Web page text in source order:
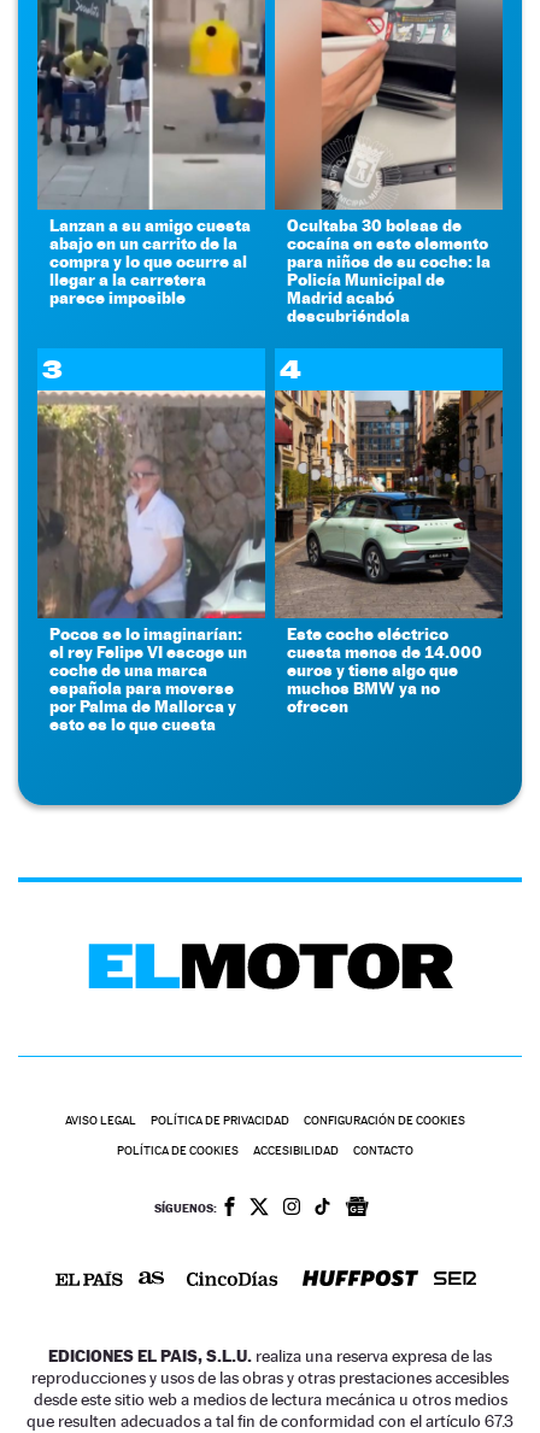
Lanzan a su amigo cuesta
abajo en un carrito de la
compra y lo que ocurre al
llegar a la carretera
parece imposible
Ocultaba 30 bolsas de
cocaína en este elemento
para niños de su coche: la
Policía Municipal de
Madrid acabó
descubriéndola
3
Pocos se lo imaginarían:
el rey Felipe VI escoge un
coche de una marca
española para moverse
por Palma de Mallorca y
esto es lo que cuesta
4
Este coche eléctrico
cuesta menos de 14.000
euros y tiene algo que
muchos BMW ya no
ofrecen
AVISO LEGAL POLÍTICA DE PRIVACIDAD CONFIGURACIÓN DE COOKIES
POLÍTICA DE COOKIES ACCESIBILIDAD CONTACTO
SÍGUENOS:
EDICIONES EL PAIS, S.L.U. realiza una reserva expresa de las
reproducciones y usos de las obras y otras prestaciones accesibles
desde este sitio web a medios de lectura mecánica u otros medios
que resulten adecuados a tal fin de conformidad con el artículo 67.3